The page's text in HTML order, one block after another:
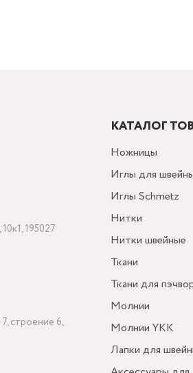
195027
строение 6,
КАТАЛОГ
Ножницы
Иглы для
Иглы Schmetz
Нитки
Нитки швейные
Ткани
Ткани для
Молнии
Молнии YKK
Лапки для